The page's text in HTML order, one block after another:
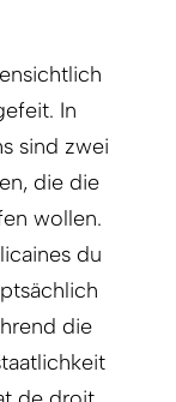
In
sind zwei
die die
wollen.
du
die